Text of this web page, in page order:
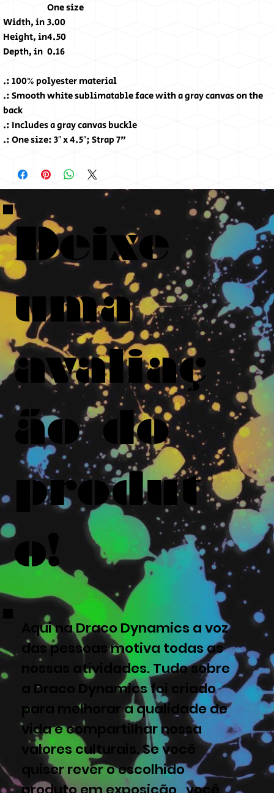
One size
Width, in3.00
Height, in4.50
Depth, in 0.16
.: 100% polyester material
.: Smooth white sublimatable face with a gray canvas on the
back
.: Includes a gray canvas buckle
.: One size: 3″ x 4.5″; Strap 7"
Deixe
uma
avaliaç
ão do
produt
o!
Aqui na Draco Dynamics a voz
das pessoas motiva todas as
nossas atividades. Tudo sobre
a Draco Dynamics foi criado
para melhorar a qualidade de
vida e compartilhar nossa
valores culturais. Se você
quiser rever o escolhido